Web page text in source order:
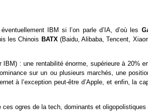
IBM si l’on parle d’IA, d’où les
les Chinois BATX (Baidu, Alibaba, Tencent,
: une rentabilité énorme, supérieure à 20%
sur un ou plusieurs marchés, une
à l’exception peut-être d’Apple, et enfin, la
ogres de la tech, dominants et